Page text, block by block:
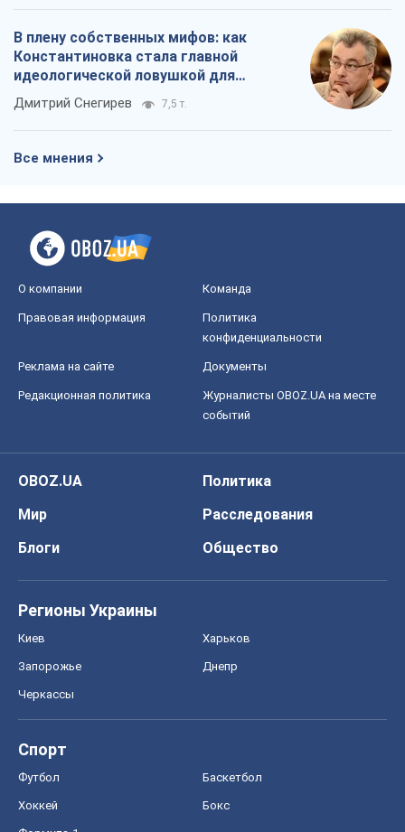
В плену собственных мифов: как
Константиновка стала главной
идеологической ловушкой для
российских оккупантов
Дмитрий Снегирев 7,5 т.
Все мнения
О компании Команда
Правовая информация
Политика
конфиденциальности
Реклама на сайте Документы
Редакционная политика
Журналисты OBOZ.UA на месте
событий
OBOZ.UA
Политика
Мир
Расследования
Блоги
Общество
Регионы Украины
Киев Харьков
Запорожье Днепр
Черкассы
Спорт
Футбол Баскетбол
Хоккей Бокс